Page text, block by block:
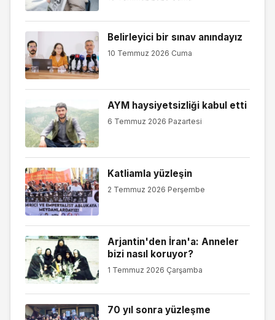
Belirleyici bir sınav anındayız
10 Temmuz 2026 Cuma
AYM haysiyetsizliği kabul etti
6 Temmuz 2026 Pazartesi
Katliamla yüzleşin
2 Temmuz 2026 Perşembe
Arjantin'den İran'a: Anneler
bizi nasıl koruyor?
1 Temmuz 2026 Çarşamba
70 yıl sonra yüzleşme